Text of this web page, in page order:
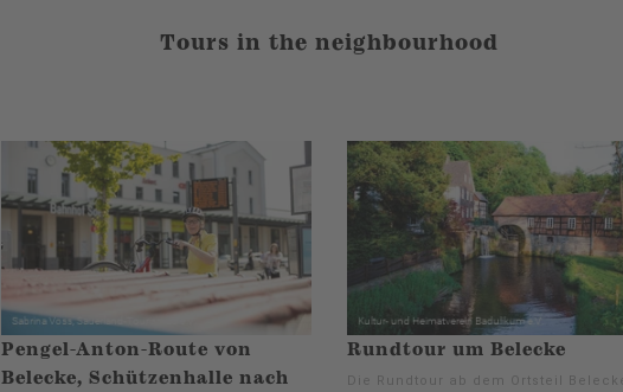
Tours in the neighbourhood
Pengel-Anton-Route von
Belecke, Schützenhalle nach
Rundtour um Belecke
Die Rundtour ab dem Ortsteil Belecke